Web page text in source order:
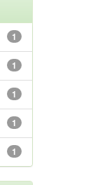
1
1
1
1
1